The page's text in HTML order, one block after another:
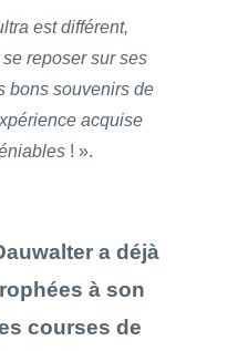
est différent,
reposer sur ses
bons souvenirs de
acquise
! ».
a déjà
à son
courses de